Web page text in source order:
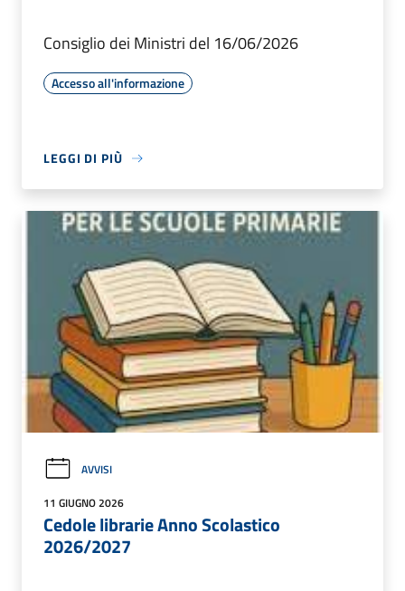
Consiglio dei Ministri del 16/06/2026
Accesso all'informazione
LEGGI DI PIÙ
AVVISI
11 GIUGNO 2026
Cedole librarie Anno Scolastico
2026/2027